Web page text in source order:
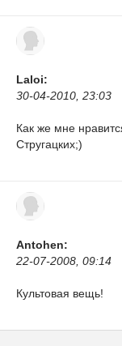
Laloi:
30-04-2010, 23:03
Как же мне
Стругацких;)
Antohen:
22-07-2008, 09:14
Культовая вещь!